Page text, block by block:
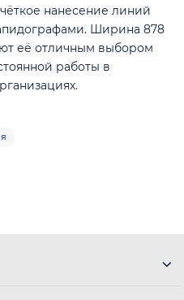
нанесение линий
Ширина 878
её отличным выбором
работы в